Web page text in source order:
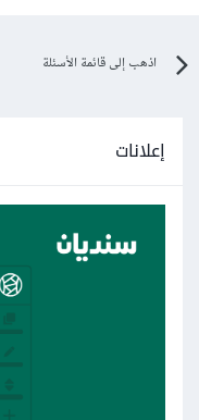
اذهب إلى قائمة الأسئلة
إعلانات